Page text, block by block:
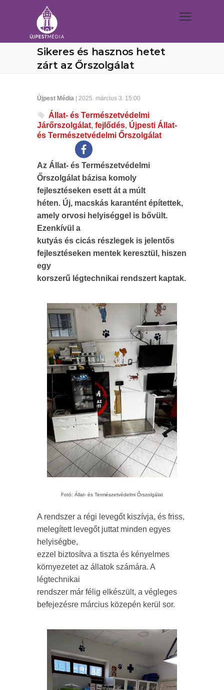
Sikeres és hasznos hetet
zárt az Őrszolgálat
Újpest Média | 2025. március 3. 15:00
Állat- és Természetvédelmi
Járőrszolgálat, fejlődés, Újpesti Állat-
és Természetvédelmi Őrszolgálat
Az Állat- és Természetvédelmi
Őrszolgálat bázisa komoly
fejlesztéseken esett át a múlt
héten. Új, macskás karantént építettek,
amely orvosi helyiséggel is bővült.
Ezenkívül a
kutyás és cicás részlegek is jelentős
fejlesztéseken mentek keresztül, hiszen
egy
korszerű légtechnikai rendszert kaptak.
Fotó: Állat- és Természetvédelmi Őrszolgálat
A rendszer a régi levegőt kiszívja, és friss,
melegített levegőt juttat minden egyes
helyiségbe,
ezzel biztosítva a tiszta és kényelmes
környezetet az állatok számára. A
légtechnikai
rendszer már félig elkészült, a végleges
befejezésre március közepén kerül sor.